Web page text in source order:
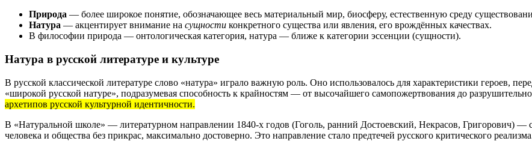
Природа — более широкое понятие, обозначающее весь материальный мир, биосферу, естественную среду
Натура — акцентирует внимание на сущности конкретного существа или явления, его врождённых качествах.
В философии природа — онтологическая категория, натура — ближе к категории эссенции (сущности).
Натура в русской литературе и культуре
В русской классической литературе слово «натура» играло важную роль. Оно использовалось для характеристики героев,
«широкой русской натуре», подразумевая способность к крайностям — от высочайшего самопожертвования до
архетипов русской культурной идентичности.
В «Натуральной школе» — литературном направлении 1840-х годов (Гоголь, ранний Достоевский, Некрасов, Григорович) —
человека и общества без прикрас, максимально достоверно. Это направление стало предтечей русского критического